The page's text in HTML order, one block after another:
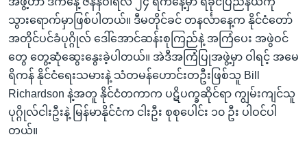
သွားရောက်မှာဖြစ်ပါတယ်။ ဒီမတိုင်ခင် တနင်္လာနေ့က နိုင်ငံတော်
အတိုင်ပင်ခံပုဂ္ဂိုလ် ဒေါ်အောင်ဆန်းစုကြည်နဲ့ အကြံပေး အဖွဲဝင်
တွေ တွေ့ဆုံဆွေးနွေးခဲ့ပါတယ်။ အဲဒီအကြံပြုအဖွဲ့မှာ ဝါရင့် အမေ
ရိကန် နိုင်ငံရေးသမားနဲ့ သံတမန်ဟောင်းတဦးဖြစ်သူ Bill
Richardson နဲ့အတူ နိုင်ငံတကာက ပဋိပက္ခဆိုင်ရာ ကျွမ်းကျင်သူ
ပုဂ္ဂိုလ်ငါးဦးနဲ့ မြန်မာနိုင်ငံက ငါးဦး စုစုပေါင်း ၁၀ ဦး ပါဝင်ပါ
တယ်။